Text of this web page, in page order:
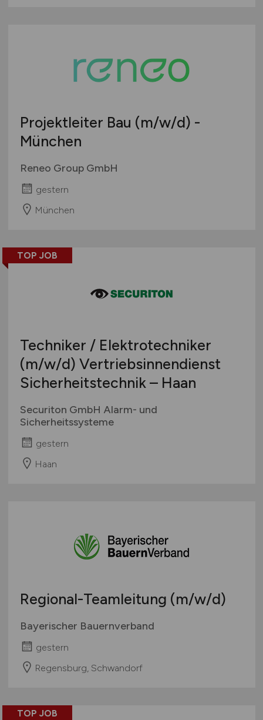
Projektleiter Bau (m/w/d) -
München
Reneo Group GmbH
gestern
München
TOP JOB
Techniker / Elektrotechniker
(m/w/d) Vertriebsinnendienst
Sicherheitstechnik – Haan
Securiton GmbH Alarm- und
Sicherheitssysteme
gestern
Haan
Regional-Teamleitung (m/w/d)
Bayerischer Bauernverband
gestern
Regensburg, Schwandorf
TOP JOB